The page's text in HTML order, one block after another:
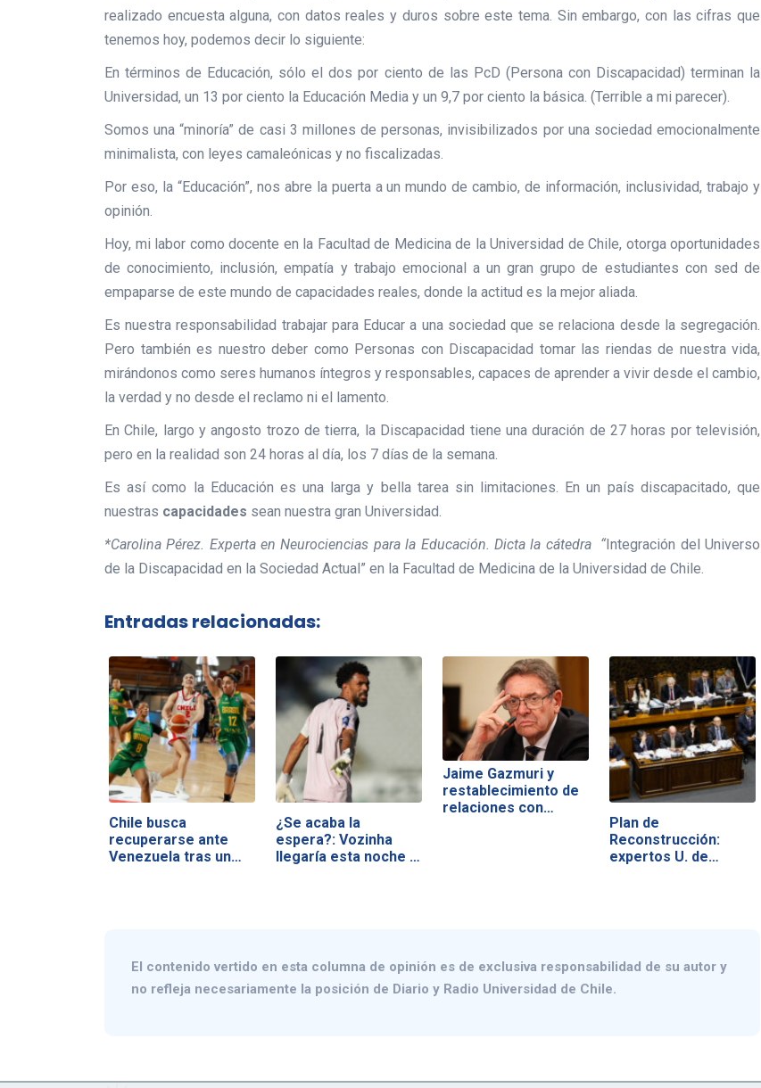
realizado encuesta alguna, con datos reales y duros sobre este tema. Sin embargo, con las cifras que
tenemos hoy, podemos decir lo siguiente:
En términos de Educación, sólo el dos por ciento de las PcD (Persona con Discapacidad) terminan la
Universidad, un 13 por ciento la Educación Media y un 9,7 por ciento la básica. (Terrible a mi parecer).
Somos una “minoría” de casi 3 millones de personas, invisibilizados por una sociedad emocionalmente
minimalista, con leyes camaleónicas y no fiscalizadas.
Por eso, la “Educación”, nos abre la puerta a un mundo de cambio, de información, inclusividad, trabajo y
opinión.
Hoy, mi labor como docente en la Facultad de Medicina de la Universidad de Chile, otorga oportunidades
de conocimiento, inclusión, empatía y trabajo emocional a un gran grupo de estudiantes con sed de
empaparse de este mundo de capacidades reales, donde la actitud es la mejor aliada.
Es nuestra responsabilidad trabajar para Educar a una sociedad que se relaciona desde la segregación.
Pero también es nuestro deber como Personas con Discapacidad tomar las riendas de nuestra vida,
mirándonos como seres humanos íntegros y responsables, capaces de aprender a vivir desde el cambio,
la verdad y no desde el reclamo ni el lamento.
En Chile, largo y angosto trozo de tierra, la Discapacidad tiene una duración de 27 horas por televisión,
pero en la realidad son 24 horas al día, los 7 días de la semana.
Es así como la Educación es una larga y bella tarea sin limitaciones. En un país discapacitado, que
nuestras capacidades sean nuestra gran Universidad.
*Carolina Pérez. Experta en Neurociencias para la Educación. Dicta la cátedra “Integración del Universo
de la Discapacidad en la Sociedad Actual” en la Facultad de Medicina de la Universidad de Chile.
Entradas relacionadas:
Chile busca
recuperarse ante
Venezuela tras un
¿Se acaba la
espera?: Vozinha
llegaría esta noche a
Jaime Gazmuri y
restablecimiento de
relaciones con…
Plan de
Reconstrucción:
expertos U. de
El contenido vertido en esta columna de opinión es de exclusiva responsabilidad de su autor y
no refleja necesariamente la posición de Diario y Radio Universidad de Chile.